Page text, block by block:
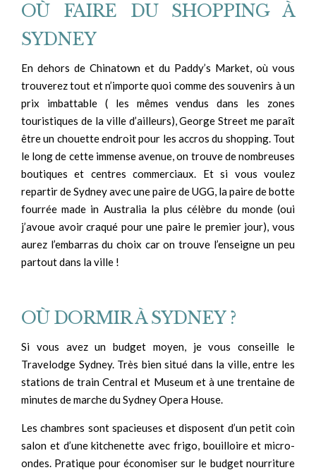
OÙ FAIRE DU SHOPPING À
SYDNEY
En dehors de Chinatown et du Paddy’s Market, où vous
trouverez tout et n’importe quoi comme des souvenirs à un
prix imbattable ( les mêmes vendus dans les zones
touristiques de la ville d’ailleurs), George Street me paraît
être un chouette endroit pour les accros du shopping. Tout
le long de cette immense avenue, on trouve de nombreuses
boutiques et centres commerciaux. Et si vous voulez
repartir de Sydney avec une paire de UGG, la paire de botte
fourrée made in Australia la plus célèbre du monde (oui
j’avoue avoir craqué pour une paire le premier jour), vous
aurez l’embarras du choix car on trouve l’enseigne un peu
partout dans la ville !
OÙ DORMIR À SYDNEY ?
Si vous avez un budget moyen, je vous conseille le
Travelodge Sydney. Très bien situé dans la ville, entre les
stations de train Central et Museum et à une trentaine de
minutes de marche du Sydney Opera House.
Les chambres sont spacieuses et disposent d’un petit coin
salon et d’une kitchenette avec frigo, bouilloire et micro-
ondes. Pratique pour économiser sur le budget nourriture